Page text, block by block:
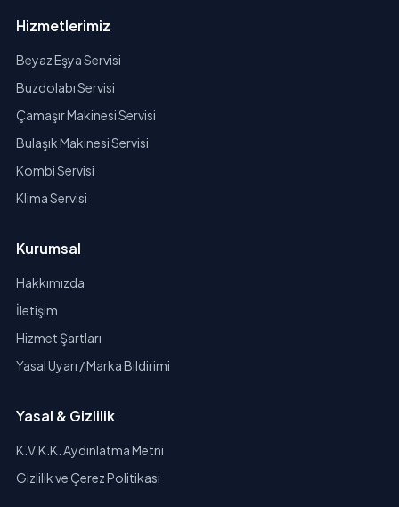
Hizmetlerimiz
Beyaz Eşya Servisi
Buzdolabı Servisi
Çamaşır Makinesi Servisi
Bulaşık Makinesi Servisi
Kombi Servisi
Klima Servisi
Kurumsal
Hakkımızda
İletişim
Hizmet Şartları
Yasal Uyarı / Marka Bildirimi
Yasal & Gizlilik
K.V.K.K. Aydınlatma Metni
Gizlilik ve Çerez Politikası